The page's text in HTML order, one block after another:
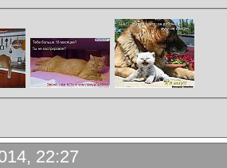
22:27